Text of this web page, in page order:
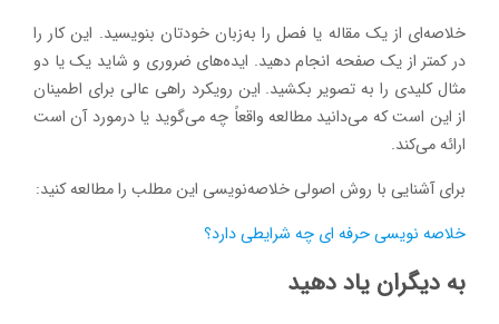
خلاصه‌ای از یک مقاله یا فصل را به‌زبان خودتان بنویسید. این کار را
در کمتر از یک صفحه انجام دهید. ایده‌های ضروری و شاید یک یا دو
مثال کلیدی را به تصویر بکشید. این رویکرد راهی عالی برای اطمینان
از این است که می‌دانید مطالعه واقعاً چه می‌گوید یا درمورد آن است
ارائه می‌کند.
برای آشنایی با روش اصولی خلاصه‌نویسی این مطلب را مطالعه کنید:
خلاصه نویسی حرفه ای چه شرایطی دارد؟
به دیگران یاد دهید